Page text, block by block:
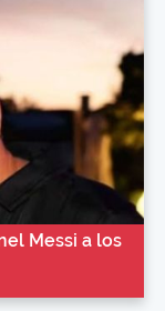
Messi a los